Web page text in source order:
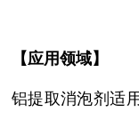
【应用领域】
铝提取消泡剂适